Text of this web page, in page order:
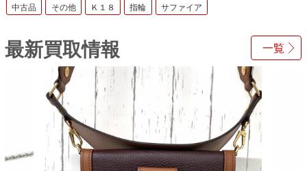
中古品 その他 Ｋ１８ 指輪 サファイア
一覧
最新買取情報